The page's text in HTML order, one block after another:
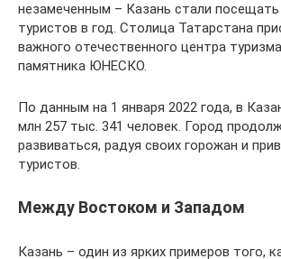
незамеченным – Казань стали
туристов в год. Столица Татарстана
важного отечественного центра
памятника ЮНЕСКО.
По данным на 1 января 2022 года, в
млн 257 тыс. 341 человек. Город
развиваться, радуя своих горожан и
туристов.
Между Востоком и Западом
Казань – один из ярких примеров того,